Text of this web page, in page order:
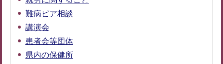
難病ピア相談
講演会
患者会等団体
県内の保健所